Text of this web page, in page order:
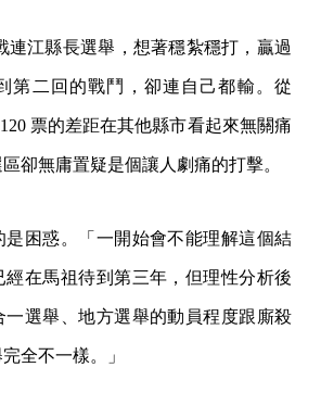
連江縣長選舉，想著穩紮穩打，贏過
第二回的戰鬥，卻連自己都輸。從
票的差距在其他縣市看起來無關痛
卻無庸置疑是個讓人劇痛的打擊。
是困惑。「一開始會不能理解這個結
經在馬祖待到第三年，但理性分析後
一選舉、地方選舉的動員程度跟廝殺
全不一樣。」